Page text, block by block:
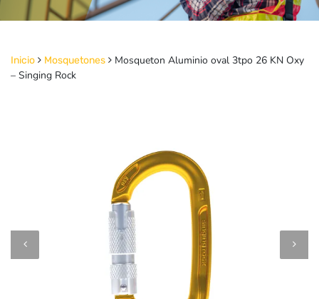
Inicio Mosquetones
Mosqueton Aluminio oval 3tpo 26 KN Oxy
– Singing Rock